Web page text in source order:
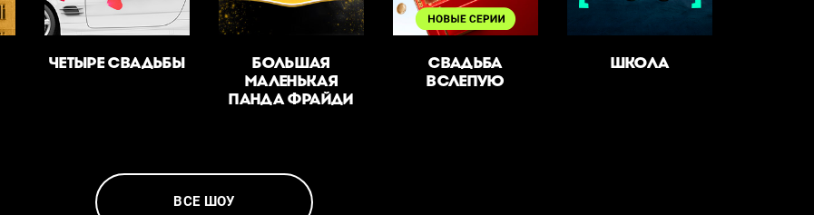
ЧЕТЫРЕ СВАДЬБЫ
БОЛЬШАЯ
МАЛЕНЬКАЯ
ПАНДА ФРАЙДИ
СВАДЬБА
ВСЛЕПУЮ
ШКОЛА
ВСЕ ШОУ